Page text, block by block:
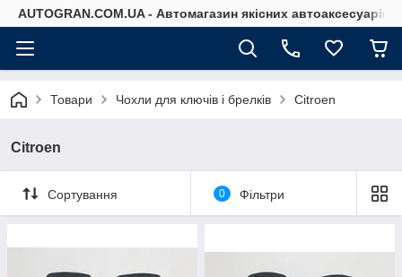
AUTOGRAN.COM.UA - Автомагазин якісних автоаксесуарів
Товари Чохли для ключів і брелків Citroen
Citroen
Сортування 0 Фільтри